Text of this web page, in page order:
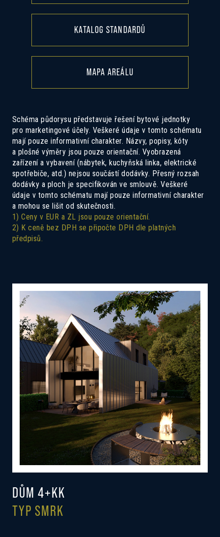
KATALOG STANDARDŮ
MAPA AREÁLU
Schéma půdorysu představuje řešení bytové jednotky
pro marketingové účely. Veškeré údaje v tomto schématu
mají pouze informativní charakter. Názvy, popisy, kóty
a plošné výměry jsou pouze orientační. Vyobrazená
zařízení a vybavení (nábytek, kuchyňská linka, elektrické
spotřebiče, atd.) nejsou součástí dodávky. Přesný rozsah
dodávky a ploch je specifikován ve smlouvě. Veškeré
údaje v tomto schématu mají pouze informativní charakter
a mohou se lišit od skutečnosti.
1) Ceny v EUR a ZL jsou pouze orientační.
2) K ceně bez DPH se připočte DPH dle platných
předpisů.
DŮM 4+KK
TYP SMRK